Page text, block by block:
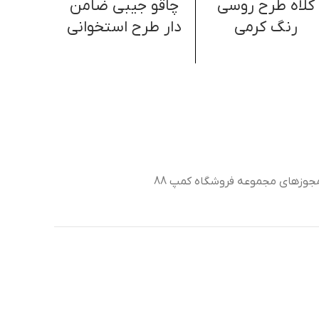
کلاه طرح روسی
رنگ کرمی
چاقو جیبی ضامن
دار طرح استخوانی
مجموعه فروشگاه کمپ 88